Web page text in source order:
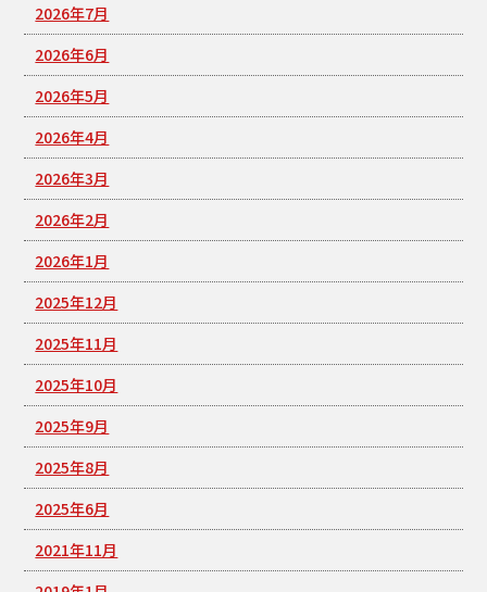
2026年7月
2026年6月
2026年5月
2026年4月
2026年3月
2026年2月
2026年1月
2025年12月
2025年11月
2025年10月
2025年9月
2025年8月
2025年6月
2021年11月